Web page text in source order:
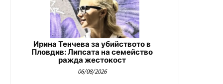
Ирина Тенчева за убийството в
Пловдив: Липсата на семейство
ражда жестокост
06/08/2026